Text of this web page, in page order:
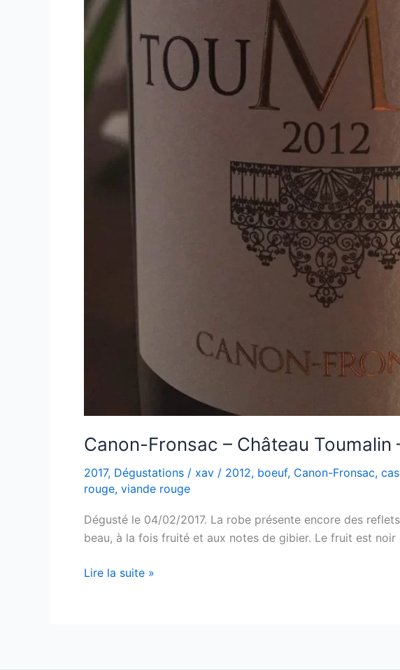
Canon-Fronsac – Château Toumalin
2017, Dégustations / xav / 2012, boeuf, Canon-Fronsac,
rouge, viande rouge
Dégusté le 04/02/2017. La robe présente encore des
beau, à la fois fruité et aux notes de gibier. Le fruit est
Canon-
Lire la suite »